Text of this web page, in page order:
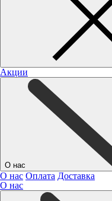
Акции
О нас
О нас Оплата Доставка
О нас